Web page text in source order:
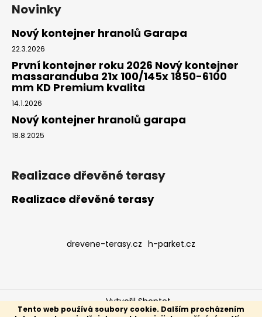
Tento web používá soubory cookie. Dalším procházením
Novinky
Nový kontejner hranolů Garapa
22.3.2026
První kontejner roku 2026 Nový kontejner
massaranduba 21x 100/145x 1850-6100
mm KD Premium kvalita
14.1.2026
Nový kontejner hranolů garapa
18.8.2025
Realizace dřevěné terasy
Realizace dřevěné terasy
drevene-terasy.cz h-parket.cz
Vytvořil Shoptet